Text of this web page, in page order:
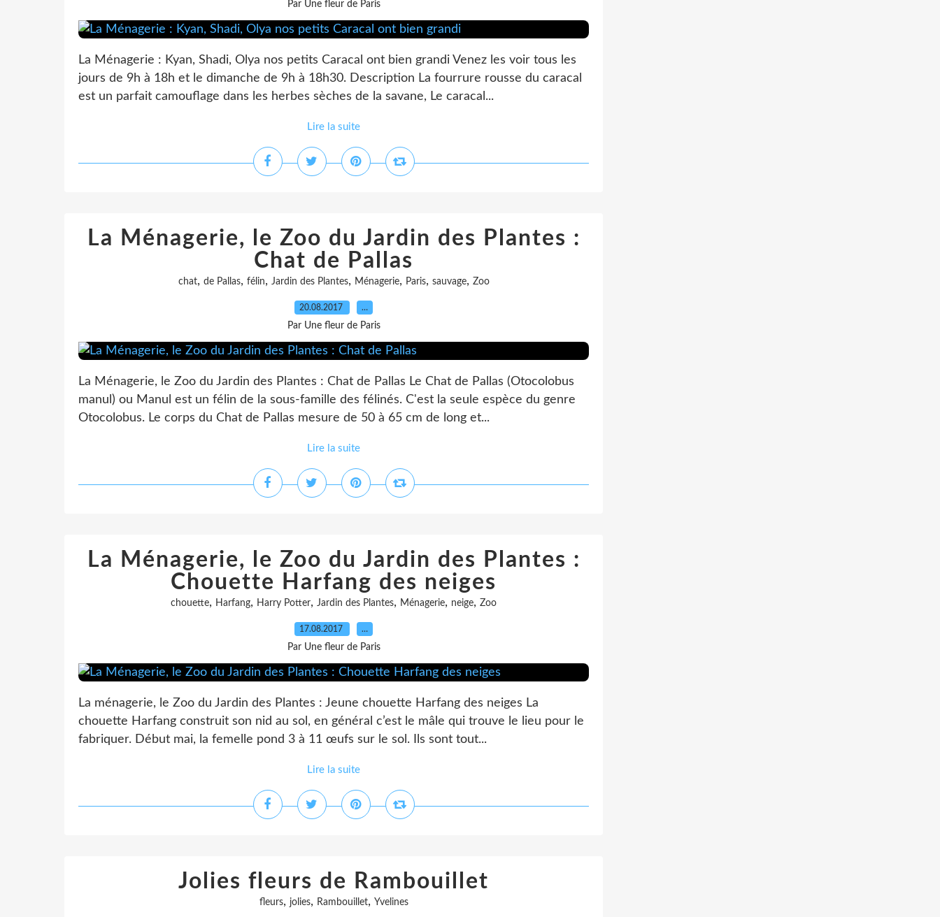
Par Une fleur de Paris
La Ménagerie : Kyan, Shadi, Olya nos petits Caracal ont bien grandi Venez les voir tous les
jours de 9h à 18h et le dimanche de 9h à 18h30. Description La fourrure rousse du caracal
est un parfait camouflage dans les herbes sèches de la savane, Le caracal...
Lire la suite
La Ménagerie, le Zoo du Jardin des Plantes :
Chat de Pallas
chat, de Pallas, félin, Jardin des Plantes, Ménagerie, Paris, sauvage, Zoo
20.08.2017 …
Par Une fleur de Paris
La Ménagerie, le Zoo du Jardin des Plantes : Chat de Pallas Le Chat de Pallas (Otocolobus
manul) ou Manul est un félin de la sous-famille des félinés. C'est la seule espèce du genre
Otocolobus. Le corps du Chat de Pallas mesure de 50 à 65 cm de long et...
Lire la suite
La Ménagerie, le Zoo du Jardin des Plantes :
Chouette Harfang des neiges
chouette, Harfang, Harry Potter, Jardin des Plantes, Ménagerie, neige, Zoo
17.08.2017 …
Par Une fleur de Paris
La ménagerie, le Zoo du Jardin des Plantes : Jeune chouette Harfang des neiges La
chouette Harfang construit son nid au sol, en général c’est le mâle qui trouve le lieu pour le
fabriquer. Début mai, la femelle pond 3 à 11 œufs sur le sol. Ils sont tout...
Lire la suite
Jolies fleurs de Rambouillet
fleurs, jolies, Rambouillet, Yvelines